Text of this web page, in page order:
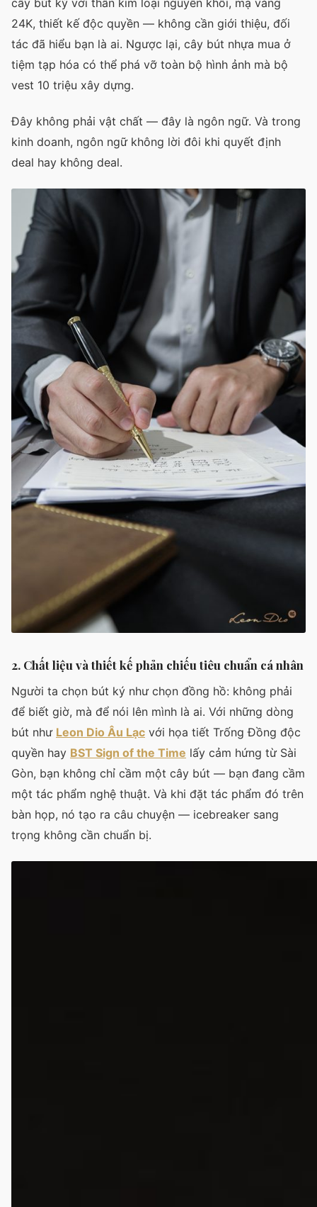
24K, thiết kế độc quyền — không cần giới thiệu, đối
tác đã hiểu bạn là ai. Ngược lại, cây bút nhựa mua ở
tiệm tạp hóa có thể phá vỡ toàn bộ hình ảnh mà bộ
vest 10 triệu xây dựng.
Đây không phải vật chất — đây là ngôn ngữ. Và trong
kinh doanh, ngôn ngữ không lời đôi khi quyết định
deal hay không deal.
2. Chất liệu và thiết kế phản chiếu tiêu chuẩn cá nhân
Người ta chọn bút ký như chọn đồng hồ: không phải
để biết giờ, mà để nói lên mình là ai. Với những dòng
bút như Leon Dio Âu Lạc với họa tiết Trống Đồng độc
quyền hay BST Sign of the Time lấy cảm hứng từ Sài
Gòn, bạn không chỉ cầm một cây bút — bạn đang cầm
một tác phẩm nghệ thuật. Và khi đặt tác phẩm đó trên
bàn họp, nó tạo ra câu chuyện — icebreaker sang
trọng không cần chuẩn bị.